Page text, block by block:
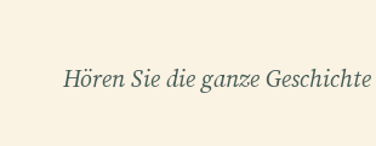
Hören Sie die ganze